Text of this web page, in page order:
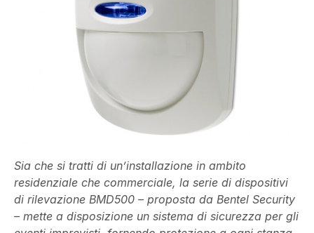
Sia che si tratti di un’installazione in ambito
residenziale che commerciale, la serie di dispositivi
di rilevazione BMD500 – proposta da Bentel Security
– mette a disposizione un sistema di sicurezza per gli